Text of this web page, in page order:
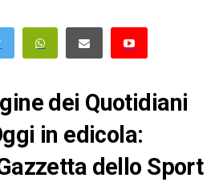
dei Quotidiani
in edicola:
dello Sport